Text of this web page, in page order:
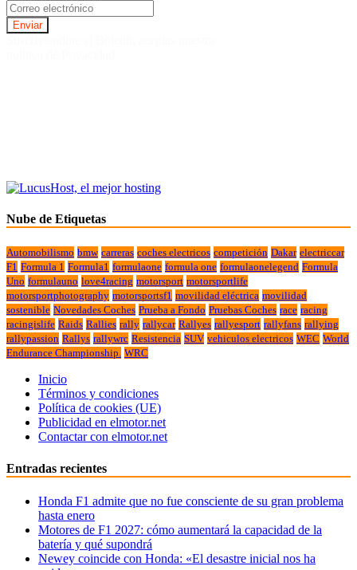
Nube de Etiquetas
Automobilismo bmw carreras coches electricos competición Dakar electriccar
F1 Formula 1 Formula1 formulaone formula one formulaonelegend Formula
Uno formulauno love4racing motorsport motorsportlife
motorsportphotography motorsportsf1 movilidad eléctrica movilidad
sostenible Novedades Coches Prueba a Fondo Pruebas Coches race racing
racingislife Raids Rallies rally rallycar Rallyes rallyesport rallyfans rallying
rallypassion Rallys rallywrc Resistencia SUV vehiculos electricos WEC World
Endurance Championship. WRC
Inicio
Términos y condiciones
Política de cookies (UE)
Publicidad en elmotor.net
Contactar con elmotor.net
Entradas recientes
Honda F1 admite que no fue consciente de su gran problema
hasta enero
Motores de F1 2027: cómo aumentará la capacidad de la
batería y qué supondrá
Newey coincide con Honda: «El desastre inicial nos ha